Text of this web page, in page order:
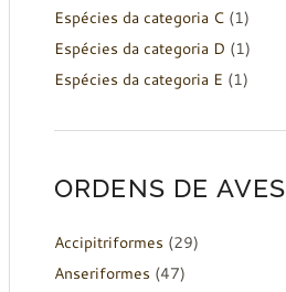
Espécies da categoria C(1)
Espécies da categoria D (1)
Espécies da categoria E (1)
ORDENS DE AVES
Accipitriformes (29)
Anseriformes (47)